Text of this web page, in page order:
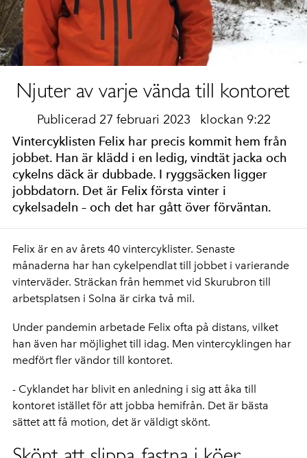
Njuter av varje vända till kontoret
Publicerad 27 februari 2023 klockan 9:22
Vintercyklisten Felix har precis kommit hem från
jobbet. Han är klädd i en ledig, vindtät jacka och
cykelns däck är dubbade. I ryggsäcken ligger
jobbdatorn. Det är Felix första vinter i
cykelsadeln – och det har gått över förväntan.
Felix är en av årets 40 vintercyklister. Senaste
månaderna har han cykelpendlat till jobbet i varierande
vinterväder. Sträckan från hemmet vid Skurubron till
arbetsplatsen i Solna är cirka två mil.
Under pandemin arbetade Felix ofta på distans, vilket
han även har möjlighet till idag. Men vintercyklingen har
medfört fler vändor till kontoret.
- Cyklandet har blivit en anledning i sig att åka till
kontoret istället för att jobba hemifrån. Det är bästa
sättet att få motion, det är väldigt skönt.